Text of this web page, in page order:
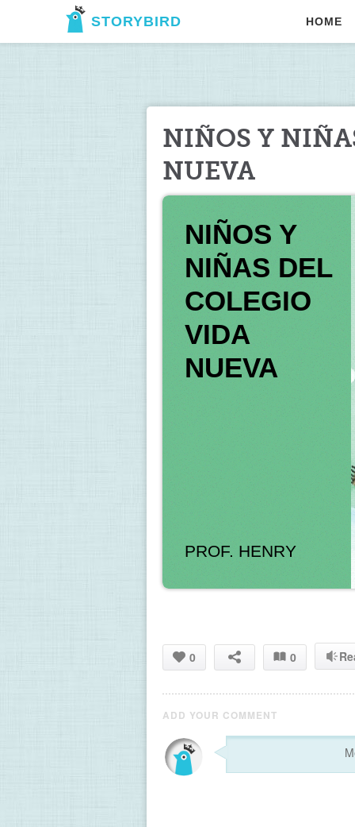
STORYBIRD HOME
NIÑOS Y
NUEVA
NIÑOS Y
NIÑAS DEL
COLEGIO
VIDA
NUEVA
PROF. HENRY
0 0
ADD YOUR COMMENT